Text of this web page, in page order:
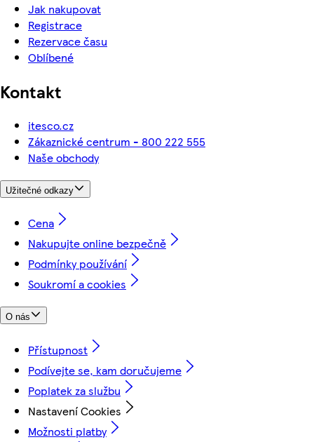
Jak nakupovat
Registrace
Rezervace času
Oblíbené
Kontakt
itesco.cz
Zákaznické centrum - 800 222 555
Naše obchody
Užitečné odkazy
Cena
Nakupujte online bezpečně
Podmínky používání
Soukromí a cookies
O nás
Přístupnost
Podívejte se, kam doručujeme
Poplatek za službu
Nastavení Cookies
Možnosti platby